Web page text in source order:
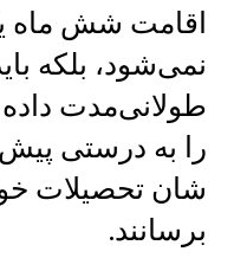
اقامت شش ماه
نمی‌شود، بلکه
طولانی‌مدت
را به درستی پیش
شان تحصیلات
برسانند.